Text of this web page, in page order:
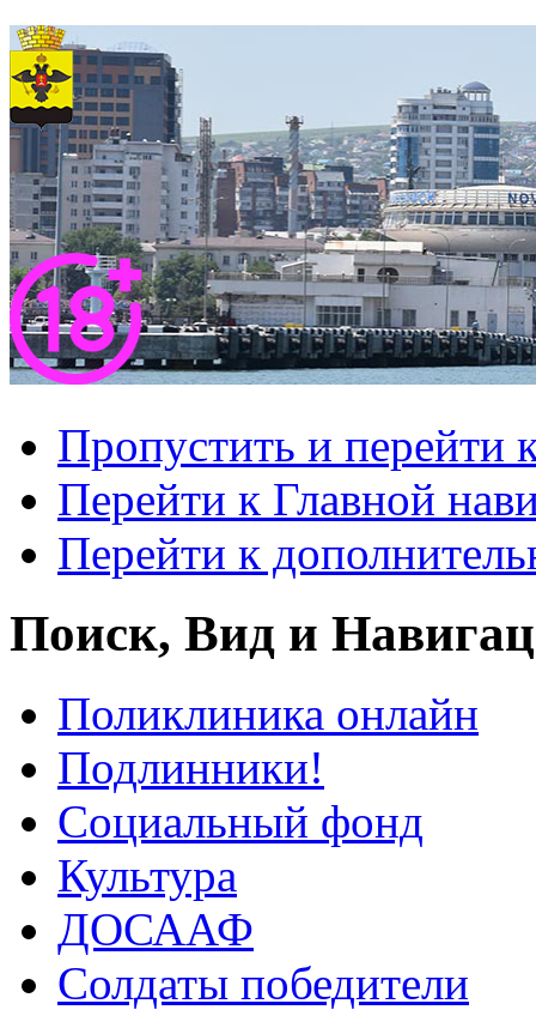
Пропустить и перейти
Перейти к Главной
Перейти к
Поиск, Вид и
Поликлиника онлайн
Подлинники!
Социальный фонд
Культура
ДОСААФ
Солдаты победители